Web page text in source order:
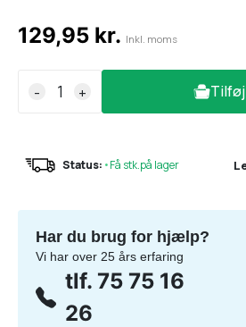
129,95 kr. Inkl. moms
- + Tilføj
Status: •Få stk.på lager
Har du brug for hjælp?
Vi har over 25 års erfaring
tlf. 75 75 16
26